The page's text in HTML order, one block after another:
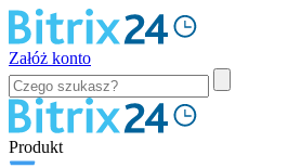
Załóż konto
Produkt